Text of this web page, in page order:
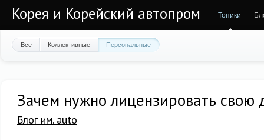
Корея и Корейский автопром Топики
Все Коллективные Персональные
Зачем нужно лицензировать свою
Блог им. auto